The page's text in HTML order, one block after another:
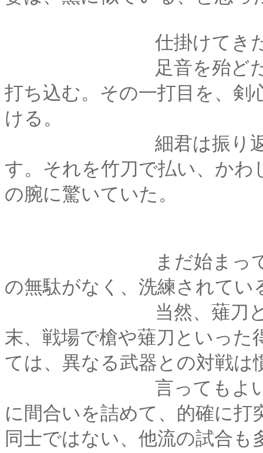
仕掛けてきたのは
足音を殆どたてずに
打ち込む。その一打目を、剣
ける。
細君は振り返して二
す。それを竹刀で払い、かわ
の腕に驚いていた。
まだ始まって数打で
の無駄がなく、洗練されて
当然、薙刀と竹刀と
末、戦場で槍や薙刀といった
ては、異なる武器との対戦は
言ってもよいが
に間合いを詰めて、的確に
同士ではない、他流の試合も